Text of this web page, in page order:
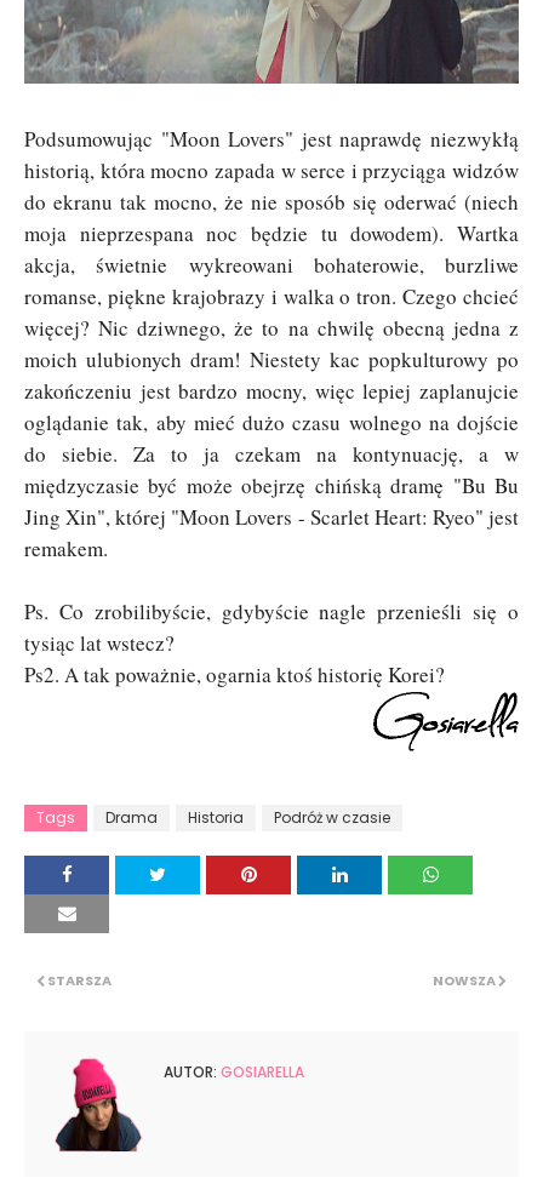
Podsumowując "Moon Lovers" jest naprawdę niezwykłą
historią, która mocno zapada w serce i przyciąga widzów
do ekranu tak mocno, że nie sposób się oderwać (niech
moja nieprzespana noc będzie tu dowodem). Wartka
akcja, świetnie wykreowani bohaterowie, burzliwe
romanse, piękne krajobrazy i walka o tron. Czego chcieć
więcej? Nic dziwnego, że to na chwilę obecną jedna z
moich ulubionych dram! Niestety kac popkulturowy po
zakończeniu jest bardzo mocny, więc lepiej zaplanujcie
oglądanie tak, aby mieć dużo czasu wolnego na dojście
do siebie. Za to ja czekam na kontynuację, a w
międzyczasie być może obejrzę chińską dramę "Bu Bu
Jing Xin", której "Moon Lovers - Scarlet Heart: Ryeo" jest
remakem.
Ps. Co zrobilibyście, gdybyście nagle przenieśli się o
tysiąc lat wstecz?
Ps2. A tak poważnie, ogarnia ktoś historię Korei?
Tags Drama Historia Podróż w czasie
NOWSZA
STARSZA
AUTOR: GOSIARELLA